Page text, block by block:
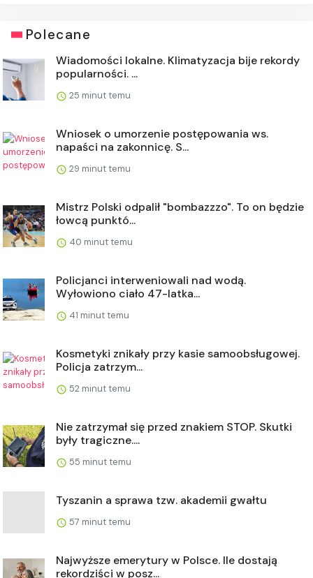
Polecane
Wiadomości lokalne. Klimatyzacja bije rekordy
popularności. ...
25 minut temu
Wniosek o umorzenie postępowania ws.
napaści na zakonnicę. S...
29 minut temu
Mistrz Polski odpalił "bombazzzo". To on będzie
łowcą punktó...
40 minut temu
Policjanci interweniowali nad wodą.
Wyłowiono ciało 47-latka...
41 minut temu
Kosmetyki znikały przy kasie samoobsługowej.
Policja zatrzym...
52 minut temu
Nie zatrzymał się przed znakiem STOP. Skutki
były tragiczne....
55 minut temu
Tyszanin a sprawa tzw. akademii gwałtu
57 minut temu
Najwyższe emerytury w Polsce. Ile dostają
rekordziści w posz...